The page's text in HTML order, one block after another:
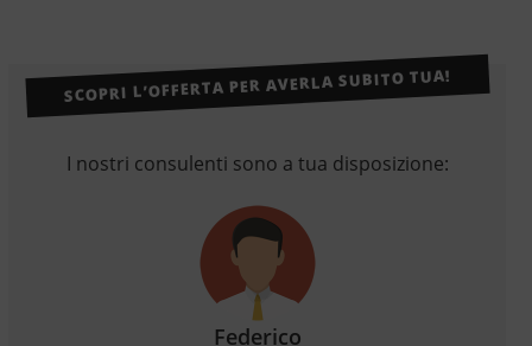
SCOPRI L’OFFERTA PER AVERLA SUBITO TUA!
I nostri consulenti sono a tua disposizione:
Federico